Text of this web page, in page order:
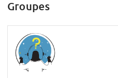
Groupes